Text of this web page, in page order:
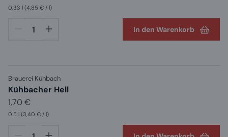
0.33 l (4,85 € / l)
In den Warenkorb
Brauerei Kühbach
Kühbacher Hell
1,70 €
0.5 l (3,40 € / l)